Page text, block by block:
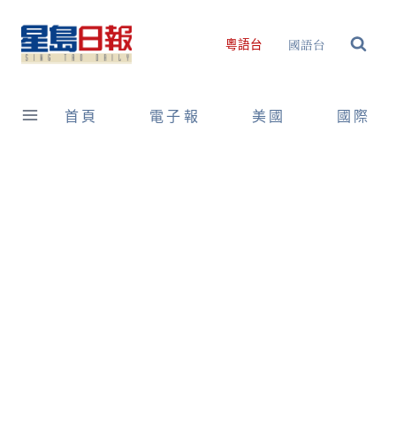
content
粵語台 國語台
首頁 電子報 美國 國際